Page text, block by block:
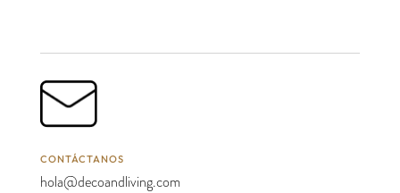
CONTÁCTANOS
hola@decoandliving.com